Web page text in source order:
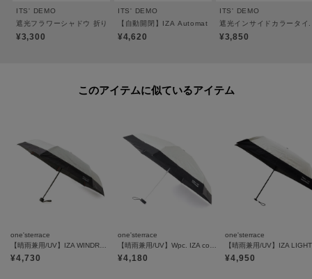
永久的ではありません。
た、パソコン・スマートフォンなどの環境により、若干製品と画像のカラー
ITS' DEMO
遮光フラワーシャドウ 折りたたみ傘 日傘
¥3,300
ITS' DEMO
【自動開閉】IZA Automatic & Safe 折りたたみ傘 晴雨
¥4,620
ITS' DEMO
遮光インサイドカラータ
¥3,850
このアイテムに似ているアイテム
one'sterrace
¥4,730
one'sterrace
¥4,180
one'sterrace
¥4,950